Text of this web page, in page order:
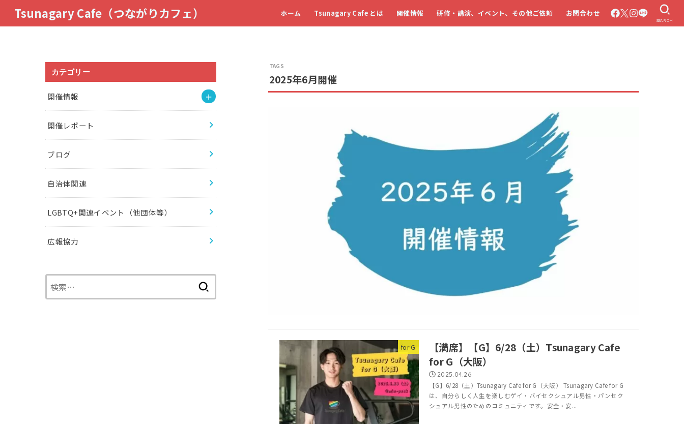
Tsunagary Cafe（つながりカフェ） ホーム Tsunagary Cafe とは 開催情報 研修・講演、イベント、その他ご依頼 お問合わせ
SEARCH
2025年6月開催
for G
【満席】【G】6/28（土）Tsunagary Cafe
for G（大阪）
2025.04.26
【G】6/28（土）Tsunagary Cafe for G（大阪） Tsunagary Cafe for G
は、自分らしく人生を楽しむゲイ・バイセクシュアル男性・パンセク
シュアル男性のためのコミュニティです。安全・安...
カテゴリー
開催情報
開催レポート
ブログ
自治体関連
LGBTQ+関連イベント（他団体等）
広報協力